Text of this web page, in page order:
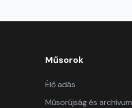
Műsorok
Élő adás
Műsorújság és archívum